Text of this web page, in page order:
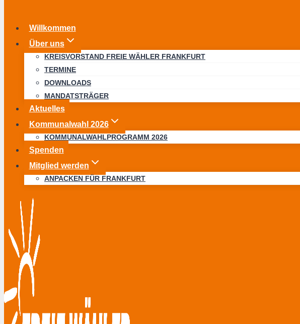
Willkommen
Über uns
KREISVORSTAND FREIE WÄHLER FRANKFURT
TERMINE
DOWNLOADS
MANDATSTRÄGER
Aktuelles
Kommunalwahl 2026
KOMMUNALWAHLPROGRAMM 2026
Spenden
Mitglied werden
ANPACKEN FÜR FRANKFURT